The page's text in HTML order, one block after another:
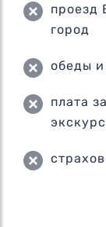
проезд
город
обеды
плата